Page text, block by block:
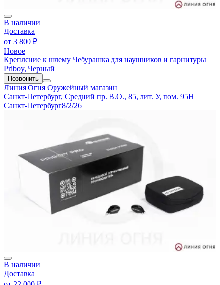
В наличии
Доставка
от 3 800 ₽
Новое
Крепление к шлему Чебурашка для наушников и гарнитуры
Priboy, Черный
Позвонить
Линия Огня Оружейный магазин
Санкт-Петербург, Средний пр. В.О., 85, лит. У, пом. 95Н
Санкт-Петербург8/2/26
В наличии
Доставка